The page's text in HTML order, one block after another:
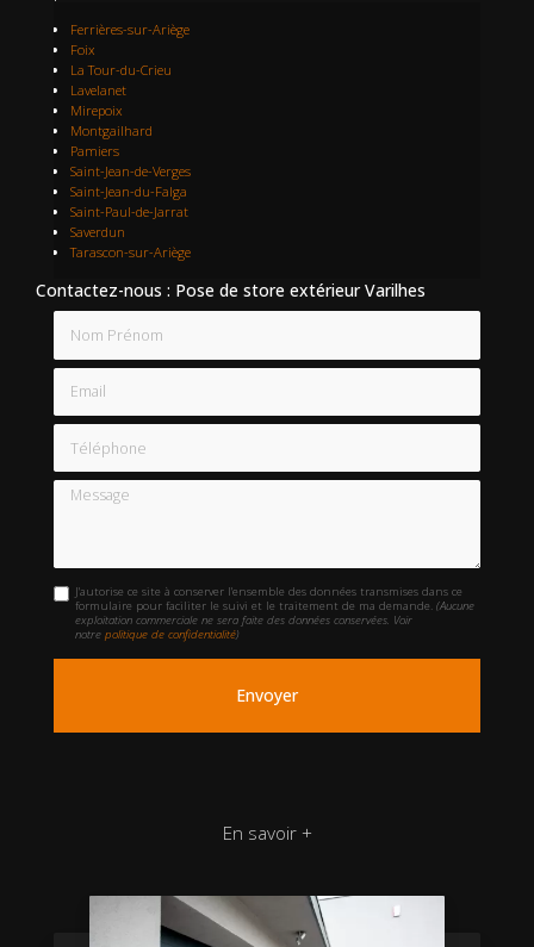
Ferrières-sur-Ariège
Foix
La Tour-du-Crieu
Lavelanet
Mirepoix
Montgailhard
Pamiers
Saint-Jean-de-Verges
Saint-Jean-du-Falga
Saint-Paul-de-Jarrat
Saverdun
Tarascon-sur-Ariège
Contactez-nous : Pose de store extérieur Varilhes
Email
Téléphone
Message
J'autorise ce site à conserver l'ensemble des données transmises dans ce
formulaire pour faciliter le suivi et le traitement de ma demande.(Aucune
exploitation commerciale ne sera faite des données conservées. Voir
notrepolitique de confidentialité)
En savoir +